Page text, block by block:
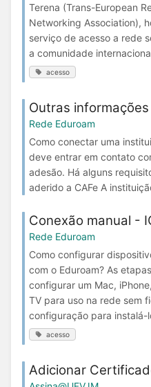
Terena (Trans-European
Networking Association),
serviço de acesso a rede
a comunidade
acesso
Outras informações
Rede Eduroam
Como conectar uma
deve entrar em contato
adesão. Há alguns
aderido a CAFe A
Conexão manual -
Rede Eduroam
Como configurar
com o Eduroam? As
configurar um Mac,
TV para uso na rede sem
configuração para instalá-
acesso
Adicionar